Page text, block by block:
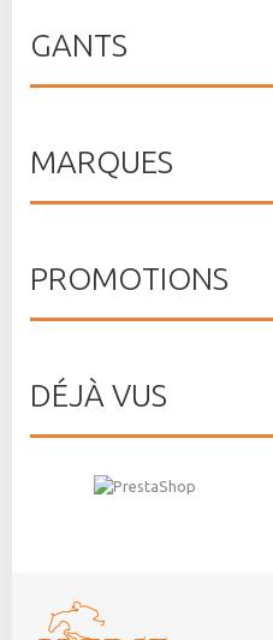
GANTS
MARQUES
PROMOTIONS
DÉJÀ VUS